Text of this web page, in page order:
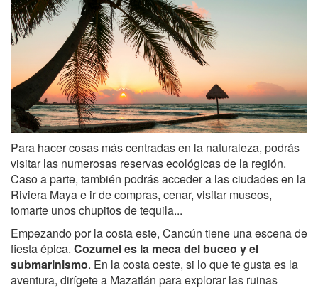
Para hacer cosas más centradas en la naturaleza, podrás
visitar las numerosas reservas ecológicas de la región.
Caso a parte, también podrás acceder a las ciudades en la
Riviera Maya e ir de compras, cenar, visitar museos,
tomarte unos chupitos de tequila...
Empezando por la costa este, Cancún tiene una escena de
fiesta épica. Cozumel es la meca del buceo y el
submarinismo. En la costa oeste, si lo que te gusta es la
aventura, dirígete a Mazatlán para explorar las ruinas